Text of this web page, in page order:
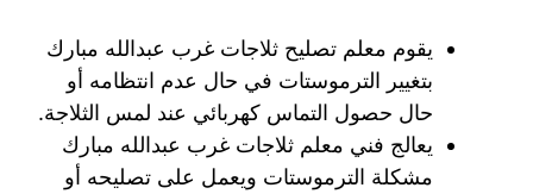
يقوم معلم تصليح ثلاجات غرب عبدالله مبارك
بتغيير الترموستات في حال عدم انتظامه أو
حال حصول التماس كهربائي عند لمس الثلاجة.
يعالج فني معلم ثلاجات غرب عبدالله مبارك
مشكلة الترموستات ويعمل على تصليحه أو